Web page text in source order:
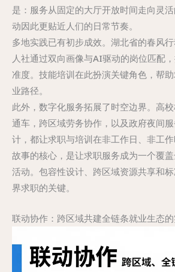
是：服务从固定的大厅开放时间走向灵
动因此更贴近人们的日常节奏。
多地实践已有初步成效。湖北省的春风
人社通过双向画像与AI驱动的岗位匹配
准度。技能培训在此扮演关键角色，帮
业路径。
此外，数字化服务拓展了时空边界。高
通车，跨区域劳务协作，以及政府夜间
计，都让求职与培训在非工作日、非工作
故事的核心，是让求职服务成为一个覆
活动。包容性设计、跨区域资源共享和
界求职的关键。
联动协作：跨区域共建全链条就业生态